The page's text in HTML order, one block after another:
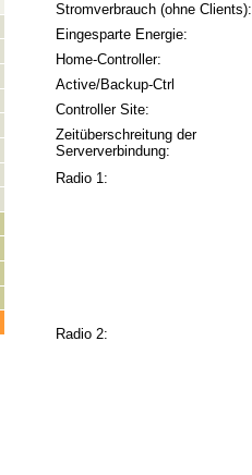
Stromverbrauch (ohne Clients):
Eingesparte Energie:
Home-Controller:
Active/Backup-Ctrl
Controller Site:
Zeitüberschreitung der
Serververbindung:
Radio 1:
Radio 2: